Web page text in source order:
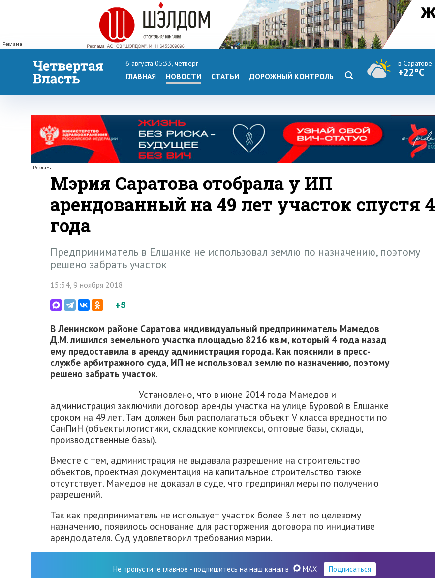
Реклама
6 августа 05:33, четверг
ГЛАВНАЯ НОВОСТИ СТАТЬИ ДОРОЖНЫЙ КОНТРОЛЬ
в Саратове
+22°C
Реклама
Мэрия Саратова отобрала у ИП
арендованный на 49 лет участок спустя 4
года
Предприниматель в Елшанке не использовал землю по назначению, поэтому
решено забрать участок
15:54, 9 ноября 2018
+5
В Ленинском районе Саратова индивидуальный предприниматель Мамедов
Д.М. лишился земельного участка площадью 8216 кв.м, который 4 года назад
ему предоставила в аренду администрация города. Как пояснили в пресс-
службе арбитражного суда, ИП не использовал землю по назначению, поэтому
решено забрать участок.
Установлено, что в июне 2014 года Мамедов и
администрация заключили договор аренды участка на улице Буровой в Елшанке
сроком на 49 лет. Там должен был располагаться объект V класса вредности по
СанПиН (объекты логистики, складские комплексы, оптовые базы, склады,
производственные базы).
Вместе с тем, администрация не выдавала разрешение на строительство
объектов, проектная документация на капитальное строительство также
отсутствует. Мамедов не доказал в суде, что предпринял меры по получению
разрешений.
Так как предприниматель не использует участок более 3 лет по целевому
назначению, появилось основание для расторжения договора по инициативе
арендодателя. Суд удовлетворил требования мэрии.
Не пропустите главное - подпишитесь на наш канал в MAX Подписаться